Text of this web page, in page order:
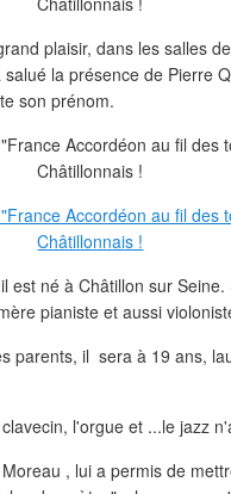
plaisir, dans les salles
la présence de Pierre
son prénom.
est né à Châtillon sur
pianiste et aussi
parents, il sera à 19 ans,
l'orgue et ...le jazz
, lui a permis de